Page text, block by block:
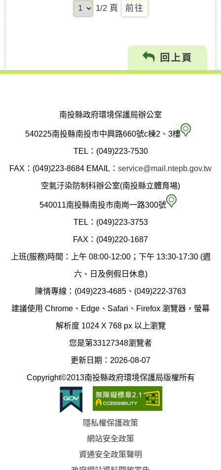
1/2 頁
前
往
回上頁
南投縣政府環境保護局辦公室
540225南投縣南投市中興路660號c棟2、3樓 南
縣
保
局
圖
TEL：(049)223-7530
FAX：(049)223-8684 EMAIL： service@mail.ntepb.gov.tw
空氣汙染防制科辦公室(南投縣立體育場)
540011南投縣南投市南崗一路300號 空
染
制
科
(南
TEL：(049)223-3753
FAX：(049)220-1687
上班(服務)時間：上午 08:00-12:00；下午 13:30-17:30 (週
六、日及例假日休息)
陳情專線：(049)223-4685、(049)222-3763
建議使用 Chrome、Edge、Safari、Firefox 瀏覽器，螢幕
解析度 1024 X 768 px 以上瀏覽
您是第33127348瀏覽者
更新日期：2026-08-07
Copyright©2013南投縣政府環境保護局版權所有
隱私權保護政策
網站安全政策
資通安全政策聲明